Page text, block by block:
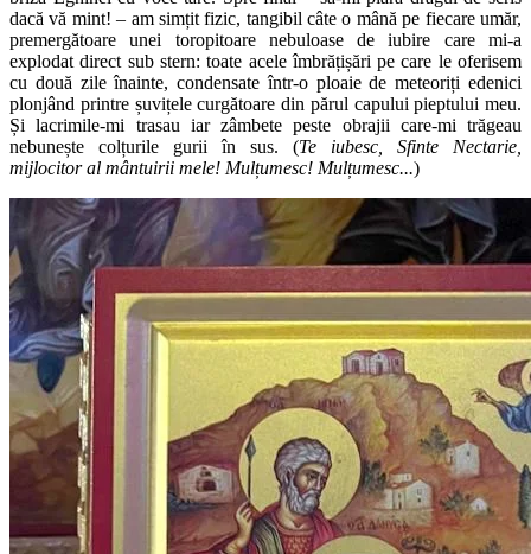
dacă vă mint! – am simțit fizic, tangibil câte o mână pe fiecare umăr,
premergătoare unei toropitoare nebuloase de iubire care mi-a
explodat direct sub stern: toate acele îmbrățișări pe care le oferisem
cu două zile înainte, condensate într-o ploaie de meteoriți edenici
plonjând printre șuvițele curgătoare din părul capului pieptului meu.
Și lacrimile-mi trasau iar zâmbete peste obrajii care-mi trăgeau
nebunește colțurile gurii în sus. (Te iubesc, Sfinte Nectarie,
mijlocitor al mântuirii mele! Mulțumesc! Mulțumesc...)